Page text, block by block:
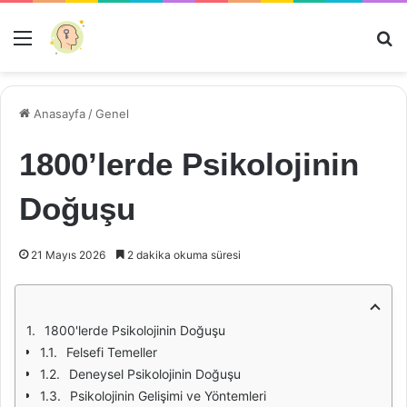
Menü
Anasayfa /Genel
1800’lerde Psikolojinin
Doğuşu
21 Mayıs 2026 2 dakika okuma süresi
1800'lerde Psikolojinin Doğuşu
Felsefi Temeller
Deneysel Psikolojinin Doğuşu
Psikolojinin Gelişimi ve Yöntemleri